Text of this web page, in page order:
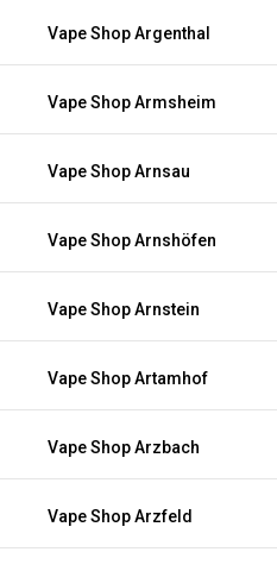
Vape Shop Argenthal
Vape Shop Armsheim
Vape Shop Arnsau
Vape Shop Arnshöfen
Vape Shop Arnstein
Vape Shop Artamhof
Vape Shop Arzbach
Vape Shop Arzfeld